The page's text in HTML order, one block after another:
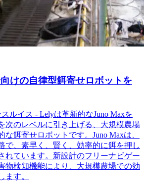
けの自律型餌寄せロボットを
ルイス - Lelyは革新的なJuno Maxを
次のレベルに引き上げる、大規模農場
餌寄せロボットです。Juno Maxは、
で、素早く、賢く、効率的に餌を押し
れています。新設計のフリーナビゲー
物検知機能により、大規模農場での効
ます。